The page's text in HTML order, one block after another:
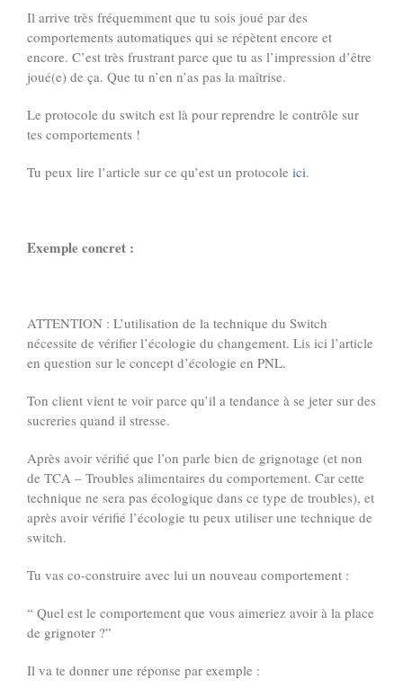
Il arrive très fréquemment que tu sois joué par des
comportements automatiques qui se répètent encore et
encore. C’est très frustrant parce que tu as l’impression d’être
joué(e) de ça. Que tu n’en n’as pas la maîtrise.
Le protocole du switch est là pour reprendre le contrôle sur
tes comportements !
Tu peux lire l’article sur ce qu’est un protocole ici.
Exemple concret :
ATTENTION : L’utilisation de la technique du Switch
nécessite de vérifier l’écologie du changement. Lis ici l’article
en question sur le concept d’écologie en PNL.
Ton client vient te voir parce qu’il a tendance à se jeter sur des
sucreries quand il stresse.
Après avoir vérifié que l’on parle bien de grignotage (et non
de TCA – Troubles alimentaires du comportement. Car cette
technique ne sera pas écologique dans ce type de troubles), et
après avoir vérifié l’écologie tu peux utiliser une technique de
switch.
Tu vas co-construire avec lui un nouveau comportement :
“ Quel est le comportement que vous aimeriez avoir à la place
de grignoter ?”
Il va te donner une réponse par exemple :